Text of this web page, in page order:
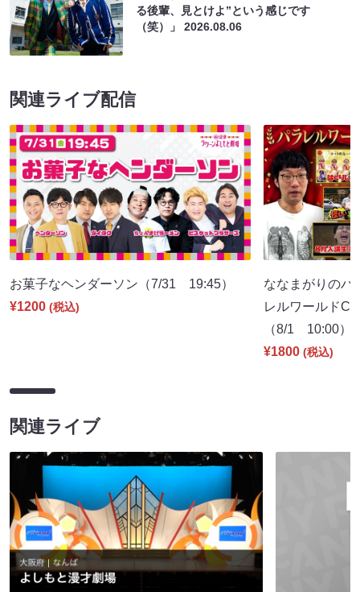
る後輩、見とけよ”という感じです
（笑）」2026.08.06
関連ライブ配信
お菓子なヘンダーソン（7/31 19:45）
¥1200 (税込)
ななまがりのパ
レルワールド
（8/1 10:00）
¥1800 (税込)
関連ライブ